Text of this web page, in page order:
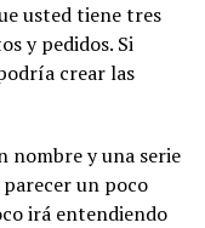
usted tiene tres
y pedidos. Si
crear las
nombre y una serie
parecer un poco
irá entendiendo